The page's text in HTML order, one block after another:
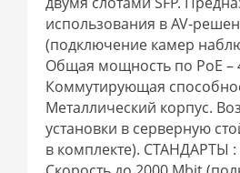
использования в AV-
(подключение камер
Общая мощность по PoE –
Коммутирующая
Металлический корпус.
установки в серверную
в комплекте). СТАНДАРТЫ